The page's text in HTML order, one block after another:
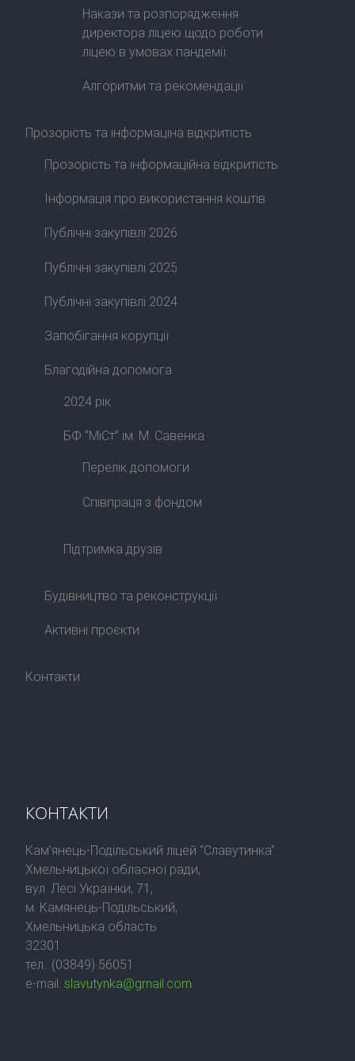
Накази та розпорядження
директора ліцею щодо роботи
ліцею в умовах пандемії
Алгоритми та рекомендації
Прозорість та інформаціна відкритість
Прозорість та інформаційна відкритість
Інформація про використання коштів
Публічні закупівлі 2026
Публічні закупівлі 2025
Публічні закупівлі 2024
Запобігання корупції
Благодійна допомога
2024 рік
БФ “МіСт” ім. М. Савенка
Перелік допомоги
Співпраця з фондом
Підтримка друзів
Будівництво та реконструкції
Активні проєкти
Контакти
КОНТАКТИ
Кам’янець-Подільський ліцей “Славутинка”
Хмельницької обласної ради,
вул. Лесі Українки, 71,
м. Камянець-Подільський,
Хмельницька область
32301
тел.: (03849) 56051
e-mail: slavutynka@gmail.com